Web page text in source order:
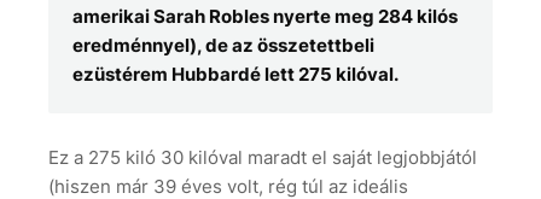
amerikai Sarah Robles nyerte meg 284 kilós
eredménnyel), de az összetettbeli
ezüstérem Hubbardé lett 275 kilóval.
Ez a 275 kiló 30 kilóval maradt el saját legjobbjától
(hiszen már 39 éves volt, rég túl az ideális